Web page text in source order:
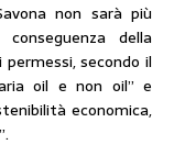
non sarà più
della
secondo il
oil e non oil” e
economica,